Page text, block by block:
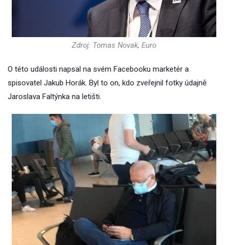
Zdroj: Tomas Novak, Euro
O této události napsal na svém Facebooku marketér a
spisovatel Jakub Horák. Byl to on, kdo zveřejnil fotky údajně
Jaroslava Faltýnka na letišti.